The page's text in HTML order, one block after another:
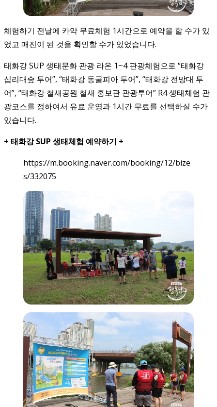
​체험하기 전날에 카약 무료체험 1시간으로 예약을 할 수가 있
었고 매진이 된 것을 확인할 수가 있었습니다.​
태화강 SUP 생태문화 관광 라온 1~4 관광체험으로 “태화강
십리대숲 투어”, “태화강 동굴피아 투어”, “태화강 전망대 투
어”, “태화강 철새공원 철새 홍보관 관광투어” R4 생태체험 관
광코스를 정하여서 유료 운영과 1시간 무료를 선택하실 수가
있습니다.
+ 태화강 SUP 생태체험 예약하기 +
https://m.booking.naver.com/booking/12/bize
s/332075